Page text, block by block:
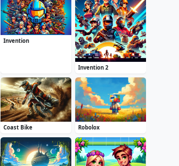
Invention
Invention 2
Coast Bike Robolox